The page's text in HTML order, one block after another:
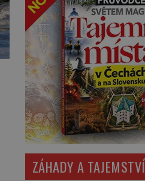
ZÁHADY A TAJEMSTVÍ